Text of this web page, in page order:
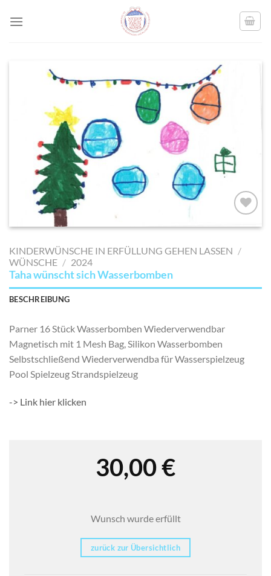
AUF MEINE
SETZEN
KINDERWÜNSCHE IN ERFÜLLUNG GEHEN LASSEN /
WÜNSCHE / 2024
Taha wünscht sich Wasserbomben
BESCHREIBUNG
Parner 16 Stück Wasserbomben Wiederverwendbar
Magnetisch mit 1 Mesh Bag, Silikon Wasserbomben
Selbstschließend Wiederverwendba für Wasserspielzeug
Pool Spielzeug Strandspielzeug
-> Link hier klicken
30,00€
Wunsch wurde erfüllt
zurück zur Übersichtlich